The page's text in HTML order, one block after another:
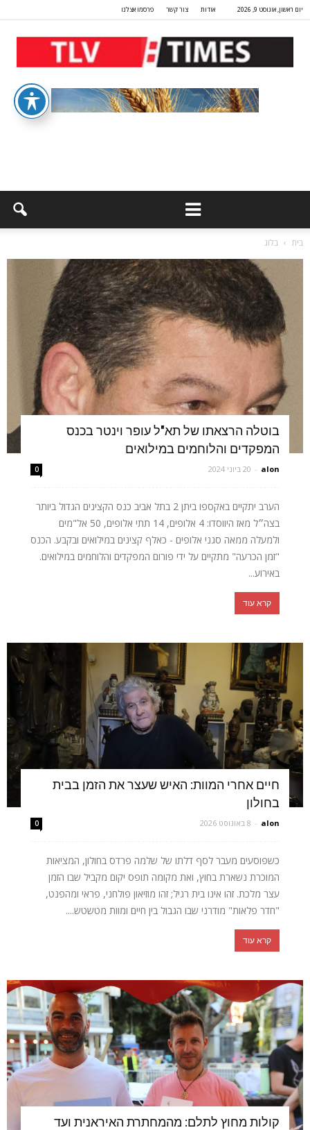
יום ראשון, אוגוסט 9, 2026 אודות צור קשר פרסמו אצלנו
בית בלוג
בוטלה הרצאתו של תא"ל עופר וינטר בכנס
המפקדים והלוחמים במילואים
alon
- 20 ביוני 2024 0
הערב יתקיים באקספו ביתן 2 בתל אביב כנס הקצינים הגדול ביותר
בצה״ל מאז היווסדו: 4 אלופים, 14 תתי אלופים, 50 אל"מים
ולמעלה ממאה סגני אלופים - כאלף קצינים במילואים ובקבע. הכנס
"זמן הכרעה" מתקיים על ידי פורום המפקדים והלוחמים במילואים.
באירוע...
קרא עוד
חיים אחרי המוות: האיש שעצר את הזמן בבית
בחולון
alon
- 8 באוגוסט 2026 0
כשפוסעים מעבר לסף דלתו של שלמה פרדס בחולון, המציאות
המוכרת נשארת בחוץ, ואת מקומה תופס יקום מקביל שבו הזמן
עצר מלכת. זהו אינו בית רגיל; זהו מוזיאון פולחני, פראי ומהפנט,
"חדר פלאות" מודרני שבו הגבול בין חיים ומוות מטשטש....
קרא עוד
קולות מחוץ לתלם: מהמחתרת האיראנית ועד